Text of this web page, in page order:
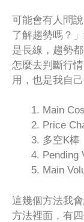
可能會有人問
了解趨勢嗎？
是長線，趨勢
怎麼去判斷行
用，也是我自
Main
Price
多空K棒
Pending
Main
這幾個方法我
方法裡面，有